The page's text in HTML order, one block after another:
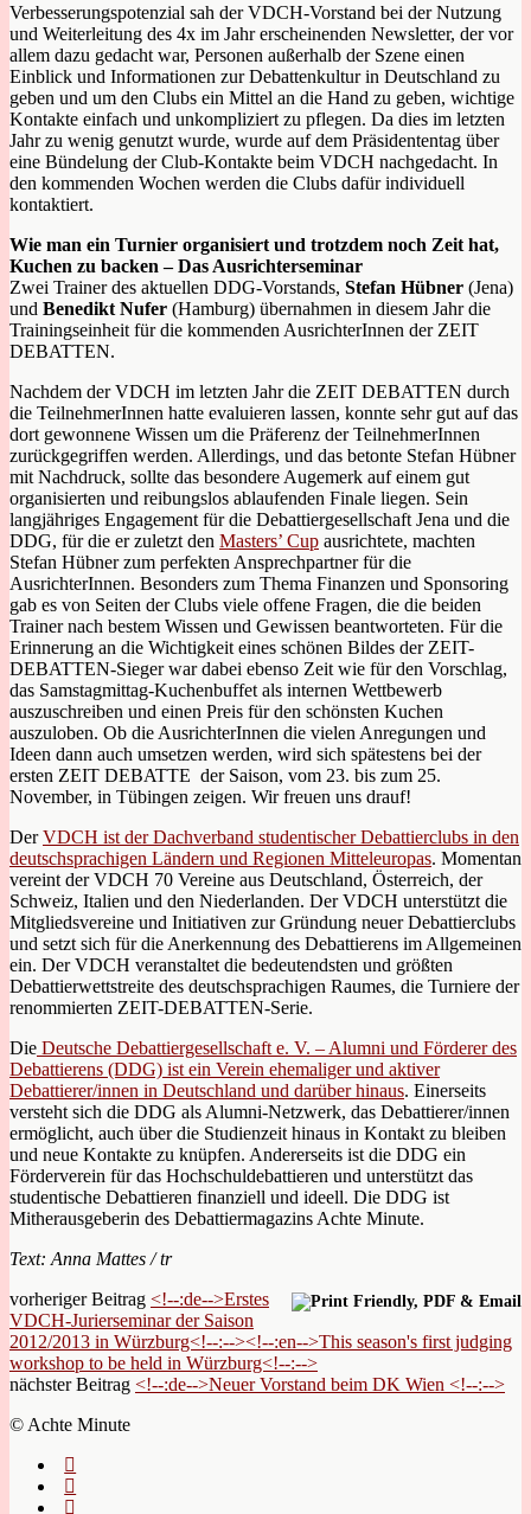
Verbesserungspotenzial sah der VDCH-Vorstand bei der Nutzung
und Weiterleitung des 4x im Jahr erscheinenden Newsletter, der vor
allem dazu gedacht war, Personen außerhalb der Szene einen
Einblick und Informationen zur Debattenkultur in Deutschland zu
geben und um den Clubs ein Mittel an die Hand zu geben, wichtige
Kontakte einfach und unkompliziert zu pflegen. Da dies im letzten
Jahr zu wenig genutzt wurde, wurde auf dem Präsidententag über
eine Bündelung der Club-Kontakte beim VDCH nachgedacht. In
den kommenden Wochen werden die Clubs dafür individuell
kontaktiert.
Wie man ein Turnier organisiert und trotzdem noch Zeit hat,
Kuchen zu backen – Das Ausrichterseminar
Zwei Trainer des aktuellen DDG-Vorstands, Stefan Hübner (Jena)
und Benedikt Nufer (Hamburg) übernahmen in diesem Jahr die
Trainingseinheit für die kommenden AusrichterInnen der ZEIT
DEBATTEN.
Nachdem der VDCH im letzten Jahr die ZEIT DEBATTEN durch
die TeilnehmerInnen hatte evaluieren lassen, konnte sehr gut auf das
dort gewonnene Wissen um die Präferenz der TeilnehmerInnen
zurückgegriffen werden. Allerdings, und das betonte Stefan Hübner
mit Nachdruck, sollte das besondere Augemerk auf einem gut
organisierten und reibungslos ablaufenden Finale liegen. Sein
langjähriges Engagement für die Debattiergesellschaft Jena und die
DDG, für die er zuletzt den Masters’ Cup ausrichtete, machten
Stefan Hübner zum perfekten Ansprechpartner für die
AusrichterInnen. Besonders zum Thema Finanzen und Sponsoring
gab es von Seiten der Clubs viele offene Fragen, die die beiden
Trainer nach bestem Wissen und Gewissen beantworteten. Für die
Erinnerung an die Wichtigkeit eines schönen Bildes der ZEIT-
DEBATTEN-Sieger war dabei ebenso Zeit wie für den Vorschlag,
das Samstagmittag-Kuchenbuffet als internen Wettbewerb
auszuschreiben und einen Preis für den schönsten Kuchen
auszuloben. Ob die AusrichterInnen die vielen Anregungen und
Ideen dann auch umsetzen werden, wird sich spätestens bei der
ersten ZEIT DEBATTE der Saison, vom 23. bis zum 25.
November, in Tübingen zeigen. Wir freuen uns drauf!
DerVDCH ist der Dachverband studentischer Debattierclubs in den
deutschsprachigen Ländern und Regionen Mitteleuropas. Momentan
vereint der VDCH 70 Vereine aus Deutschland, Österreich, der
Schweiz, Italien und den Niederlanden. Der VDCH unterstützt die
Mitgliedsvereine und Initiativen zur Gründung neuer Debattierclubs
und setzt sich für die Anerkennung des Debattierens im Allgemeinen
ein. Der VDCH veranstaltet die bedeutendsten und größten
Debattierwettstreite des deutschsprachigen Raumes, die Turniere der
renommierten ZEIT-DEBATTEN-Serie.
Die Deutsche Debattiergesellschaft e. V. – Alumni und Förderer des
Debattierens (DDG) ist ein Verein ehemaliger und aktiver
Debattierer/innen in Deutschland und darüber hinaus. Einerseits
versteht sich die DDG als Alumni-Netzwerk, das Debattierer/innen
ermöglicht, auch über die Studienzeit hinaus in Kontakt zu bleiben
und neue Kontakte zu knüpfen. Andererseits ist die DDG ein
Förderverein für das Hochschuldebattieren und unterstützt das
studentische Debattieren finanziell und ideell. Die DDG ist
Mitherausgeberin des Debattiermagazins Achte Minute.
Text: Anna Mattes / tr
vorheriger Beitrag <!--:de-->Erstes
VDCH-Jurierseminar der Saison
2012/2013 in Würzburg<!--:--><!--:en-->This season's first judging
workshop to be held in Würzburg<!--:-->
nächster Beitrag <!--:de-->Neuer Vorstand beim DK Wien <!--:-->
© Achte Minute